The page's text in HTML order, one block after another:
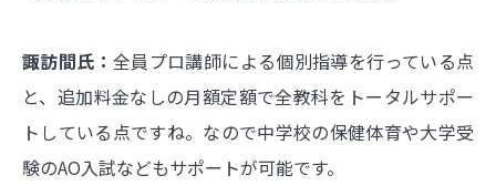
諏訪間氏： 全員プロ講師による個別指導を行っている点
と、追加料金なしの月額定額で全教科をトータルサポー
トしている点ですね。なので中学校の保健体育や大学受
験のAO入試などもサポートが可能です。